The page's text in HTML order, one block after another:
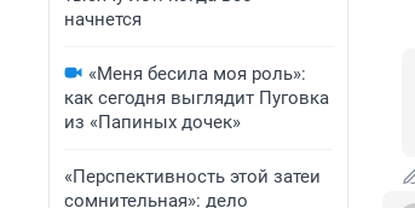
начнется
«Меня бесила моя роль»:
как сегодня выглядит Пуговка
из «Папиных дочек»
«Перспективность этой затеи
сомнительная»: дело